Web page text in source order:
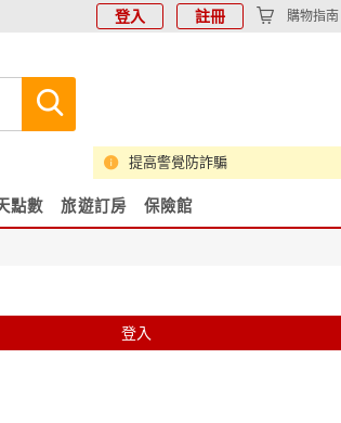
登入 註冊 購物指南
提高警覺防詐騙
點數 旅遊訂房 保險館
登入